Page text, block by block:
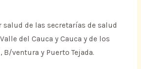
salud de las secretarías de salud
del Cauca y Cauca y de los
ventura y Puerto Tejada.